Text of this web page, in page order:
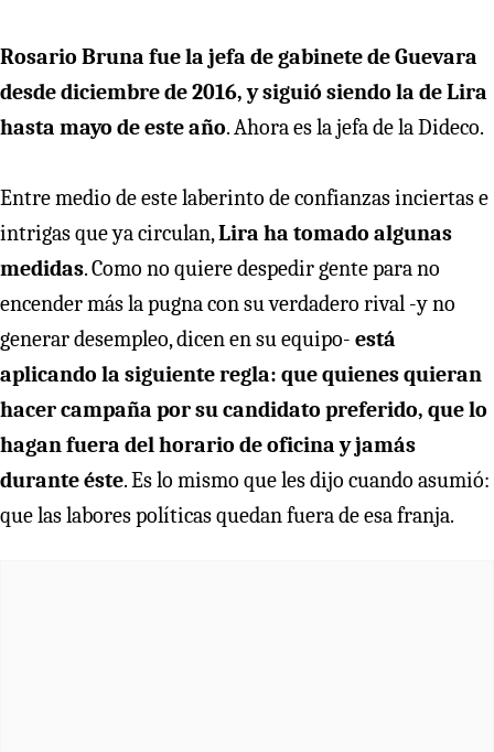
Rosario Bruna fue la jefa de gabinete de Guevara
desde diciembre de 2016, y siguió siendo la de Lira
hasta mayo de este año. Ahora es la jefa de la Dideco.
Entre medio de este laberinto de confianzas inciertas e
intrigas que ya circulan,Lira ha tomado algunas
medidas. Como no quiere despedir gente para no
encender más la pugna con su verdadero rival -y no
generar desempleo, dicen en su equipo- está
aplicando la siguiente regla: que quienes quieran
hacer campaña por su candidato preferido, que lo
hagan fuera del horario de oficina y jamás
durante éste. Es lo mismo que les dijo cuando asumió:
que las labores políticas quedan fuera de esa franja.